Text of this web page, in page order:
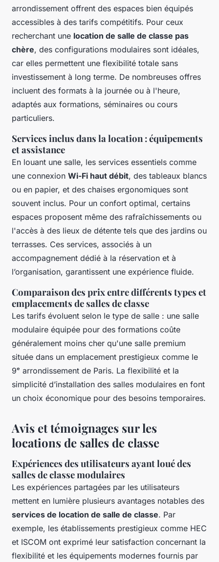
arrondissement offrent des espaces bien équipés
accessibles à des tarifs compétitifs. Pour ceux
recherchant une location de salle de classe pas
chère, des configurations modulaires sont idéales,
car elles permettent une flexibilité totale sans
investissement à long terme. De nombreuses offres
incluent des formats à la journée ou à l'heure,
adaptés aux formations, séminaires ou cours
particuliers.
Services inclus dans la location : équipements
et assistance
En louant une salle, les services essentiels comme
une connexion Wi-Fi haut débit, des tableaux blancs
ou en papier, et des chaises ergonomiques sont
souvent inclus. Pour un confort optimal, certains
espaces proposent même des rafraîchissements ou
l'accès à des lieux de détente tels que des jardins ou
terrasses. Ces services, associés à un
accompagnement dédié à la réservation et à
l’organisation, garantissent une expérience fluide.
Comparaison des prix entre différents types et
emplacements de salles de classe
Les tarifs évoluent selon le type de salle : une salle
modulaire équipée pour des formations coûte
généralement moins cher qu'une salle premium
située dans un emplacement prestigieux comme le
9ᵉ arrondissement de Paris. La flexibilité et la
simplicité d’installation des salles modulaires en font
un choix économique pour des besoins temporaires.
Avis et témoignages sur les
locations de salles de classe
Expériences des utilisateurs ayant loué des
salles de classe modulaires
Les expériences partagées par les utilisateurs
mettent en lumière plusieurs avantages notables des
services de location de salle de classe. Par
exemple, les établissements prestigieux comme HEC
et ISCOM ont exprimé leur satisfaction concernant la
flexibilité et les équipements modernes fournis par